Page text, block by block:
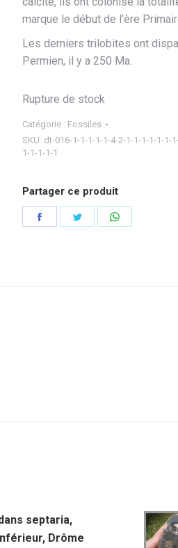
marque le début de l’ère
Les derniers trilobites ont
Permien, il y a 250 Ma.
Rupture de stock
Catégorie : Fossiles
SKU: dt-016-1-1-1-1-1-4-2-1-1-1-1-1-1-
1-1-1-1-1
Partager ce produit
Partager Partager
septaria,
Drôme